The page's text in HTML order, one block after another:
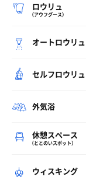
ロウリュ
（アウフグース）
オートロウリュ
セルフロウリュ
外気浴
休憩スペース
（ととのいスポット）
ウィスキング